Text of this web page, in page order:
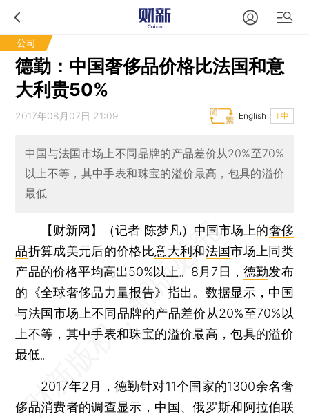
公司
德勤：中国奢侈品价格比法国和意
大利贵50%
2017年08月07日 21:09 T中
English
中国与法国市场上不同品牌的产品差价从20%至70%
以上不等，其中手表和珠宝的溢价最高，包具的溢价
最低
【财新网】（记者 陈梦凡） 中国市场上的奢侈
品折算成美元后的价格比意大利和法国市场上同类
产品的价格平均高出50%以上。8月7日，德勤发布
的《全球奢侈品力量报告》指出。数据显示，中国
与法国市场上不同品牌的产品差价从20%至70%以
上不等，其中手表和珠宝的溢价最高，包具的溢价
最低。
2017年2月，德勤针对11个国家的1300余名奢
侈品消费者的调查显示，中国、俄罗斯和阿拉伯联